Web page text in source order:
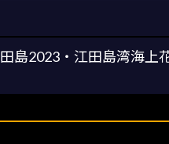
島2023・江田島湾海